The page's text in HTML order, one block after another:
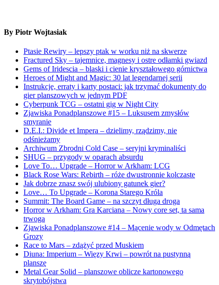
By Piotr Wojtasiak
Ptasie Rewiry – lepszy ptak w worku niż na skwerze
Fractured Sky – tajemnice, magnesy i ostre odłamki gwiazd
Gems of Iridescia – blaski i cienie kryształowego górnictwa
Heroes of Might and Magic: 30 lat legendarnej serii
Instrukcje, erraty i karty postaci: jak trzymać dokumenty do
gier planszowych w jednym PDF
Cyberpunk TCG – ostatni gig w Night City
Zjawiska Ponadplanszowe #15 – Luksusem zmysłów
smyranie
D.E.I.: Divide et Impera – dzielimy, rządzimy, nie
odśnieżamy
Archiwum Zbrodni Cold Case – seryjni kryminaliści
SHUG – przygody w oparach absurdu
Love To… Upgrade – Horror w Arkham: LCG
Black Rose Wars: Rebirth – róże dwustronnie kolczaste
Jak dobrze znasz swój ulubiony gatunek gier?
Love… To Upgrade – Korona Starego Króla
Summit: The Board Game – na szczyt długa droga
Horror w Arkham: Gra Karciana – Nowy core set, ta sama
trwoga
Zjawiska Ponadplanszowe #14 – Mącenie wody w Odmętach
Grozy
Race to Mars – zdążyć przed Muskiem
Diuna: Imperium – Więzy Krwi – powrót na pustynną
planszę
Metal Gear Solid – planszowe oblicze kartonowego
skrytobójstwa